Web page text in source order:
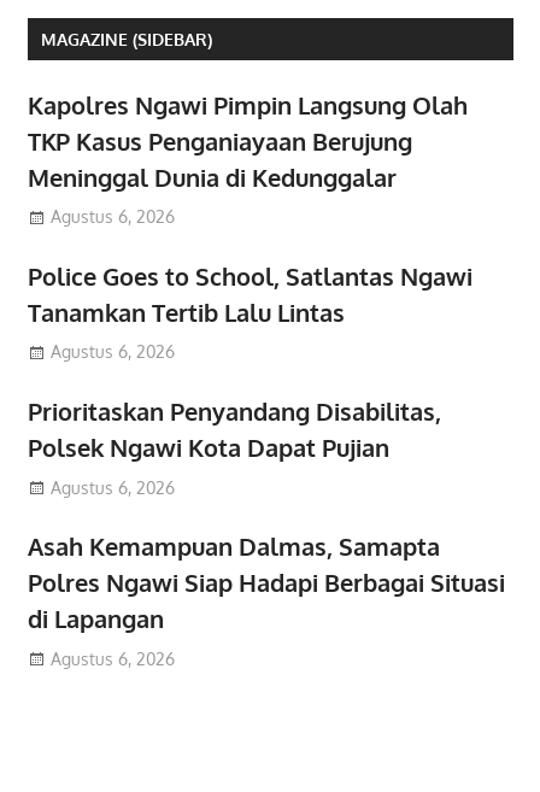
MAGAZINE (SIDEBAR)
Kapolres Ngawi Pimpin Langsung Olah
TKP Kasus Penganiayaan Berujung
Meninggal Dunia di Kedunggalar
Agustus 6, 2026
Police Goes to School, Satlantas Ngawi
Tanamkan Tertib Lalu Lintas
Agustus 6, 2026
Prioritaskan Penyandang Disabilitas,
Polsek Ngawi Kota Dapat Pujian
Agustus 6, 2026
Asah Kemampuan Dalmas, Samapta
Polres Ngawi Siap Hadapi Berbagai Situasi
di Lapangan
Agustus 6, 2026